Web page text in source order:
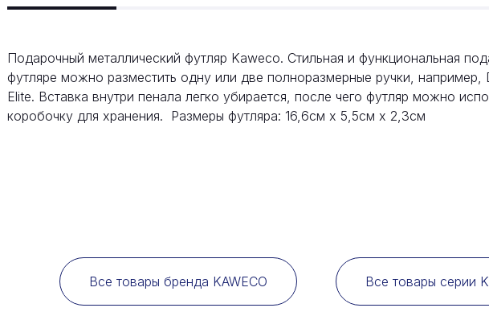
Подарочный металлический футляр Kaweco. Стильная и функциональная
футляре можно разместить одну или две полноразмерные ручки, например,
Elite. Вставка внутри пенала легко убирается, после чего футляр можно
коробочку для хранения. Размеры футляра: 16,6см x 5,5см x 2,3см
Все товары бренда KAWECO Все товары серии